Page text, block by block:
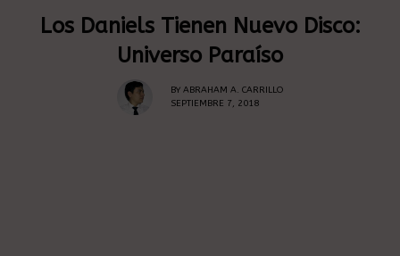
Los Daniels Tienen Nuevo Disco:
Universo Paraíso
BY ABRAHAM A. CARRILLO
SEPTIEMBRE 7, 2018